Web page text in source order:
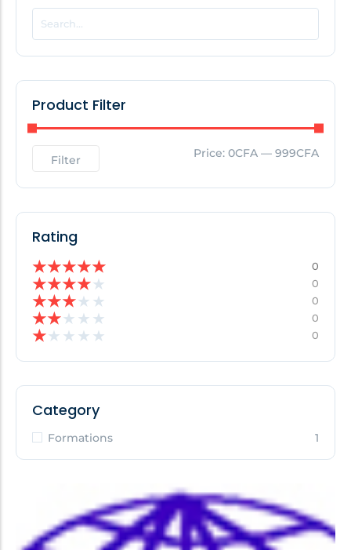
POPULAR THIS WEEK
No Posts Found!
No Posts Found!
Product Filter
Filter Price: 0CFA — 999CFA
Rating
★★★★★ 0
★★★★★ 0
★★★★ ★ 0
★★★ ★ ★ 0
★★ ★ ★ ★ 0
Category
Formations 1